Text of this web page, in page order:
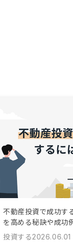
不動産投資で成功す
を高める秘訣や成功
投資する2026.06.01